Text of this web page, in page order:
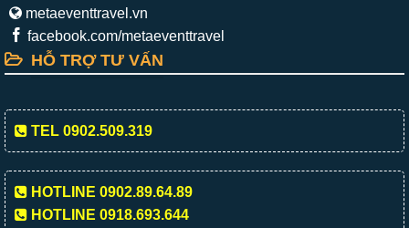
metaeventtravel.vn
facebook.com/metaeventtravel
HỖ TRỢ TƯ VẤN
TEL 0902.509.319
HOTLINE 0902.89.64.89
HOTLINE 0918.693.644